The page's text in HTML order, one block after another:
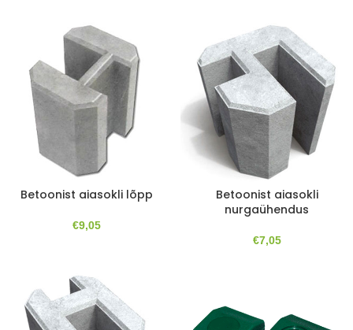
Betoonist aiasokli lõpp
€9,05
Betoonist aiasokli
nurgaühendus
€7,05